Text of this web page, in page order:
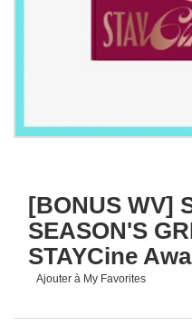
[BONUS WV]
SEASON'S
STAYCine
Ajouter à My Favorites